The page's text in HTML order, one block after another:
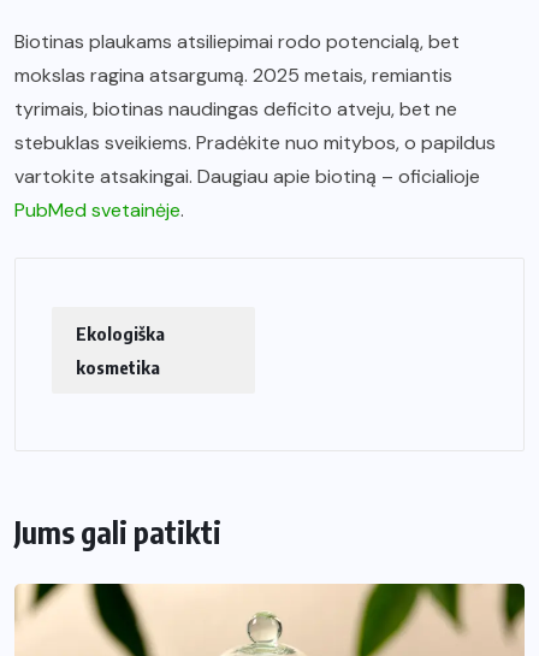
Biotinas plaukams atsiliepimai rodo potencialą, bet
mokslas ragina atsargumą. 2025 metais, remiantis
tyrimais, biotinas naudingas deficito atveju, bet ne
stebuklas sveikiems. Pradėkite nuo mitybos, o papildus
vartokite atsakingai. Daugiau apie biotiną – oficialioje
PubMed svetainėje.
Ekologiška
kosmetika
Jums gali patikti